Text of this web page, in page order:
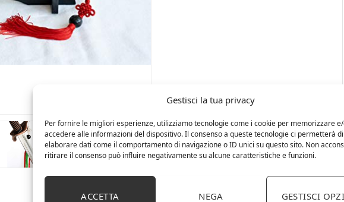
Gestisci la tua privacy
Per fornire le migliori esperienze, utilizziamo tecnologie come i cookie per memorizzare
accedere alle informazioni del dispositivo. Il consenso a queste tecnologie ci permetterà di
elaborare dati come il comportamento di navigazione o ID unici su questo sito. Non
ritirare il consenso può influire negativamente su alcune caratteristiche e funzioni.
ACCETTA NEGA GESTISCI